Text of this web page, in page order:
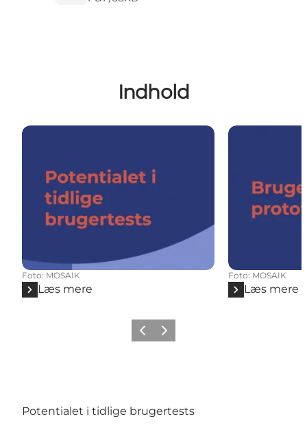
Indhold
Foto: MOSAIK
Læs mere
Foto: MOSAIK
Læs mere
ForrigeNæste
Potentialet i tidlige brugertests